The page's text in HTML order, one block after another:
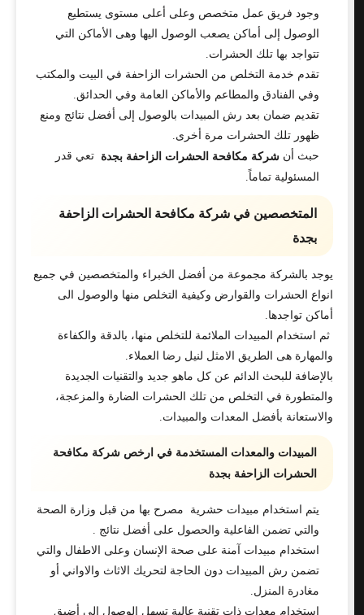
وجود فريق عمل متخصص وعلى أعلى مستوى يستطيع
الوصول إلى أماكن يصعب الوصول اليها وهى الأماكن التي
تتواجد بها تلك الحشرات.
تقدم خدمة التخلص من الحشرات الزاحفة في البيت والمكتب
وفي الفنادق والمطاعم والأماكن العامة وفي الحدائق.
تقديم ضمان بعد رش المبيدات بالوصول إلى أفضل نتائج ومنع
ظهور تلك الحشرات مرة أخرى.
حبث أنشركة مكافحة الحشرات الزاحفة بجدةتعي قدر
المسئولية تماماً.
المتخصصين في شركة مكافحة الحشرات الزاحفة
بجدة
يوجد بالشركة مجموعة من أفضل الخبراء والمتخصصين في جميع
انواع الحشرات والقوارض وكيفية التخلص منها والوصول الى
أماكن تواجدها.
ثم استخدام المبيدات الملائمة للتخلص منها، بالدقة والكفاءة
والمهارة هى الطريق الامثل لنيل رضا العملاء.
بالإضافة للبحث الدائم عن كل ماهو جديد والتقنيات الجديدة
والمتطورة في التخلص من تلك الحشرات الضارة والمزعجة،
والاستعانة بأفضل المعدات والمبيدات.
المبيدات والمعدات المستخدمة في ارخص شركة مكافحة
الحشرات الزاحفة بجدة
يتم استخدام مبيدات حشرية مصرح بها من قبل وزارة الصحة
والتي تضمن الفاعلية والحصول على أفضل نتائج .
استخدام مبيدات آمنة على صحة الإنسان وعلى الاطفال والتي
تضمن رش المبيدات دون الحاجة لتحريك الاثاث والاواني أو
مغادرة المنزل.
استخدام معدات ذات تقنية عالية تسهل الوصول إلى أضيق